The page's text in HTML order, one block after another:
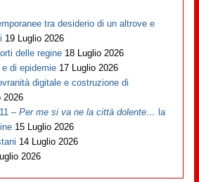
tra desiderio di un altrove e
19 Luglio 2026
delle regine 18 Luglio 2026
di epidemie 17 Luglio 2026
digitale e costruzione di
2026
–Per me si va ne la città dolente… la
15 Luglio 2026
14 Luglio 2026
2026